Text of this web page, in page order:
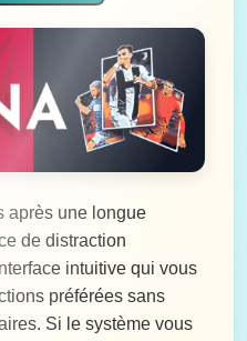
après une longue
de distraction
intuitive qui vous
préférées sans
Si le système vous